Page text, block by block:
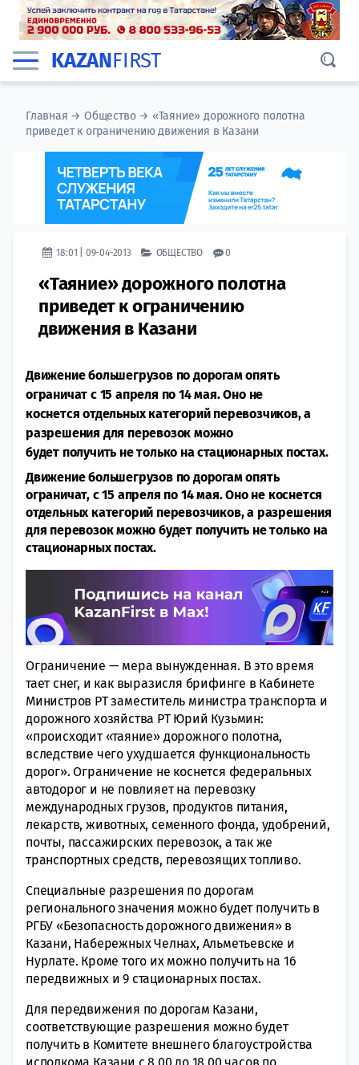
KAZANFIRST
Главная →Общество→ «Таяние» дорожного полотна
приведет к ограничению движения в Казани
18:01 | 09-04-2013 ОБЩЕСТВО 0
«Таяние» дорожного полотна
приведет к ограничению
движения в Казани
Движение большегрузов по дорогам опять
ограничат с 15 апреля по 14 мая. Оно не
коснется отдельных категорий перевозчиков, а
разрешения для перевозок можно
будет получить не только на стационарных постах.
Движение большегрузов по дорогам опять
ограничат, с 15 апреля по 14 мая. Оно не коснется
отдельных категорий перевозчиков, а разрешения
для перевозок можно будет получить не только на
стационарных постах.
Ограничение — мера вынужденная. В это время
тает снег, и как выразисля брифинге в Кабинете
Министров РТ заместитель министра транспорта и
дорожного хозяйства РТ Юрий Кузьмин:
«происходит «таяние» дорожного полотна,
вследствие чего ухудшается функциональность
дорог». Ограничение не коснется федеральных
автодорог и не повлияет на перевозку
международных грузов, продуктов питания,
лекарств, животных, семенного фонда, удобрений,
почты, пассажирских перевозок, а так же
транспортных средств, перевозящих топливо.
Специальные разрешения по дорогам
регионального значения можно будет получить в
РГБУ «Безопасность дорожного движения» в
Казани, Набережных Челнах, Альметьевске и
Нурлате. Кроме того их можно получить на 16
передвижных и 9 стационарных постах.
Для передвижения по дорогам Казани,
соответствующие разрешения можно будет
получить в Комитете внешнего благоустройства